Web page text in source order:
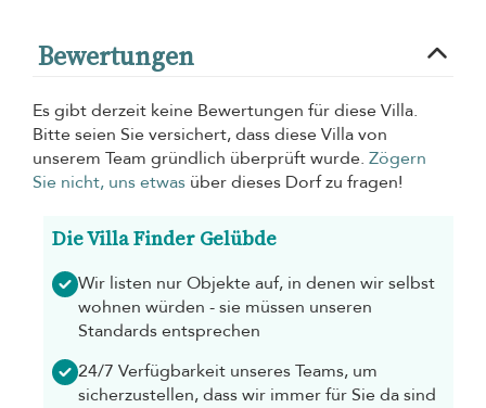
Bewertungen
Es gibt derzeit keine Bewertungen für diese Villa.
Bitte seien Sie versichert, dass diese Villa von
unserem Team gründlich überprüft wurde. Zögern
Sie nicht, uns etwas über dieses Dorf zu fragen!
Die Villa Finder Gelübde
Wir listen nur Objekte auf, in denen wir selbst
wohnen würden - sie müssen unseren
Standards entsprechen
24/7 Verfügbarkeit unseres Teams, um
sicherzustellen, dass wir immer für Sie da sind